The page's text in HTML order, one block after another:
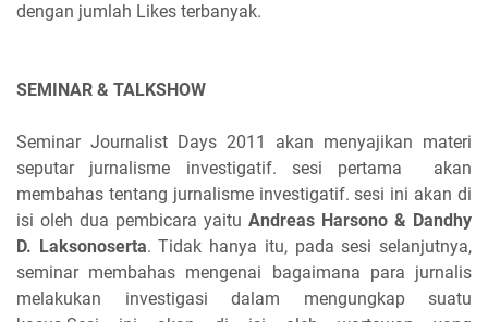
dengan jumlah Likes terbanyak.
SEMINAR & TALKSHOW
Seminar Journalist Days 2011 akan menyajikan materi
seputar jurnalisme investigatif. sesi pertama akan
membahas tentang jurnalisme investigatif. sesi ini akan di
isi oleh dua pembicara yaitu Andreas Harsono & Dandhy
D. Laksonoserta. Tidak hanya itu, pada sesi selanjutnya,
seminar membahas mengenai bagaimana para jurnalis
melakukan investigasi dalam mengungkap suatu